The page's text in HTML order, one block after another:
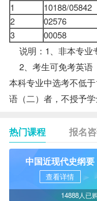
1
10188/05842
2
02576
3
00058
说明：1、非本专业
2、考生可免考英语
本科专业中选考不低
语（二）者，不授予学
热门课程 报名
中国近现代史纲要
查看详情
14888人已